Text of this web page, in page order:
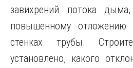
завихрений потока
повышенному
стенках трубы.
установлено, какого